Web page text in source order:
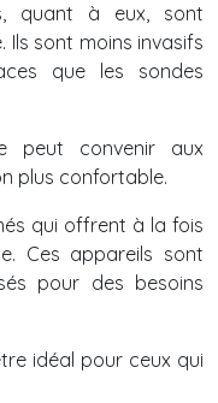
quant à eux, sont
Ils sont moins invasifs
que les sondes
peut convenir aux
plus confortable.
qui offrent à la fois
Ces appareils sont
pour des besoins
idéal pour ceux qui